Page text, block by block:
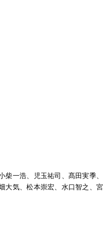
一浩、児玉祐司、髙田実季、
大気、松本崇宏、水口智之、宮